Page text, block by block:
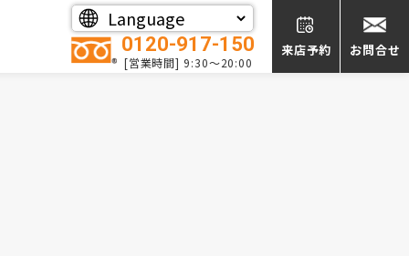
0120-917-150
[営業時間] 9:30～20:00
来店予約 お問合せ